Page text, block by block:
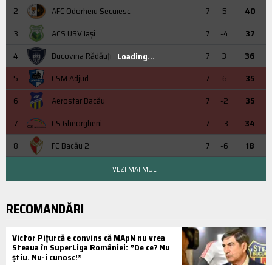
2
AFC Odorheiu Secuiesc 7 5
40
3
ACS USV Iaşi 7 -4
37
4
Bucovina Rădăuți 7 3
36
5
CSM Adjud 7 6
35
6
Aerostar Bacău 7 -2
35
7
CS Gheorgheni 7 -3
34
8
FC Bacău 2 7 -6 18
Loading...
VEZI MAI MULT
RECOMANDĂRI
Victor Pițurcă e convins că MApN nu vrea
Steaua în SuperLiga României: ”De ce? Nu
știu. Nu-i cunosc!”